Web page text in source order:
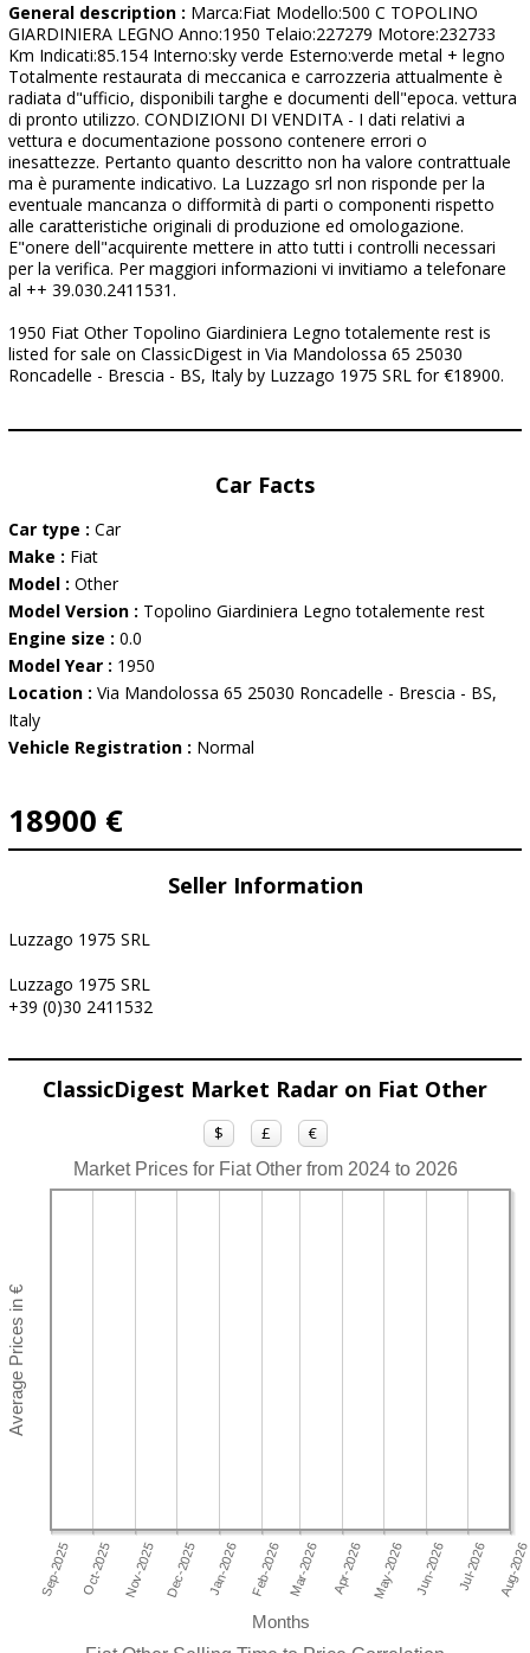
General description : Marca:Fiat Modello:500 C TOPOLINO
GIARDINIERA LEGNO Anno:1950 Telaio:227279 Motore:232733
Km Indicati:85.154 Interno:sky verde Esterno:verde metal + legno
Totalmente restaurata di meccanica e carrozzeria attualmente è
radiata d"ufficio, disponibili targhe e documenti dell"epoca. vettura
di pronto utilizzo. CONDIZIONI DI VENDITA - I dati relativi a
vettura e documentazione possono contenere errori o
inesattezze. Pertanto quanto descritto non ha valore contrattuale
ma è puramente indicativo. La Luzzago srl non risponde per la
eventuale mancanza o difformità di parti o componenti rispetto
alle caratteristiche originali di produzione ed omologazione.
E"onere dell"acquirente mettere in atto tutti i controlli necessari
per la verifica. Per maggiori informazioni vi invitiamo a telefonare
al ++ 39.030.2411531.
1950 Fiat Other Topolino Giardiniera Legno totalemente rest is
listed for sale on ClassicDigest in Via Mandolossa 65 25030
Roncadelle - Brescia - BS, Italy by Luzzago 1975 SRL for €18900.
Car Facts
Car type : Car
Make : Fiat
Model : Other
Model Version : Topolino Giardiniera Legno totalemente rest
Engine size : 0.0
Model Year : 1950
Location : Via Mandolossa 65 25030 Roncadelle - Brescia - BS,
Italy
Vehicle Registration : Normal
18900 €
Seller Information
Luzzago 1975 SRL
Luzzago 1975 SRL
+39 (0)30 2411532
ClassicDigest Market Radar on Fiat Other
$ £ €
Market Prices for Fiat Other from 2024 to 2026
Months